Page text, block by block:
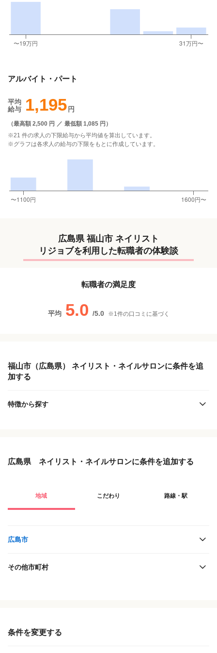
アルバイト・パート
平均
給与
1,195 円
（最高額 2,500 円 ／ 最低額 1,085 円 ）
※21 件の求人の下限給与から平均値を算出しています。
※グラフは各求人の給与の下限をもとに作成しています。
広島県 福山市 ネイリスト
リジョブを利用した転職者の体験談
転職者の満足度
平均 5.0 /5.0 ※1件の口コミに基づく
福山市（広島県） ネイリスト・ネイルサロンに条件を追
加する
特徴から探す
広島県 ネイリスト・ネイルサロンに条件を追加する
地域 こだわり 路線・駅
広島市
その他市町村
条件を変更する